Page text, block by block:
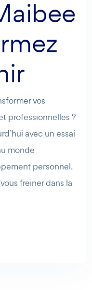
vos
professionnelles ?
avec un essai
monde
personnel.
freiner dans la